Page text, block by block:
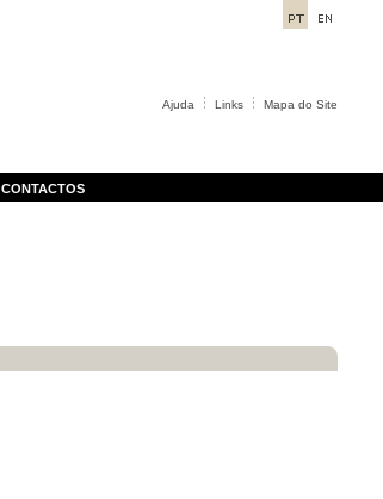
Ajuda Links Mapa do Site
CONTACTOS